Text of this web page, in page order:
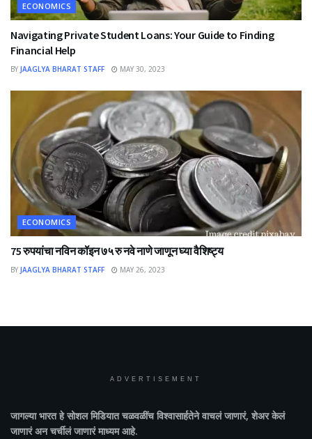
ECONOMICS
Navigating Private Student Loans: Your Guide to Finding
Financial Help
BY JAAGLYA BHARAT STAFF MAY 30, 2023
ECONOMICS
75 रुपयांचा नविन कॉइन ७५ रु नवे नाणे जाणून घ्या वैशिष्ट्य
BY JAAGLYA BHARAT STAFF MAY 26, 2023
ADVERTISEMENT
जागल्या भारतहे सोशल मिडियात चळवळींच विश्वासार्हतेने वाचलं जाणारं, शेअर केलं
जाणारं अन चर्चीलं जाणारं माध्यम आहे.